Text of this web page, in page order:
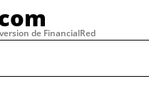
de FinancialRed